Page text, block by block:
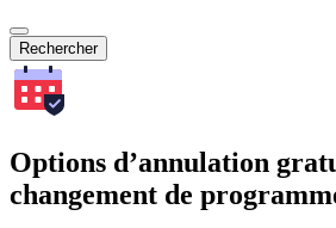
Rechercher
Options d’annulation
changement de